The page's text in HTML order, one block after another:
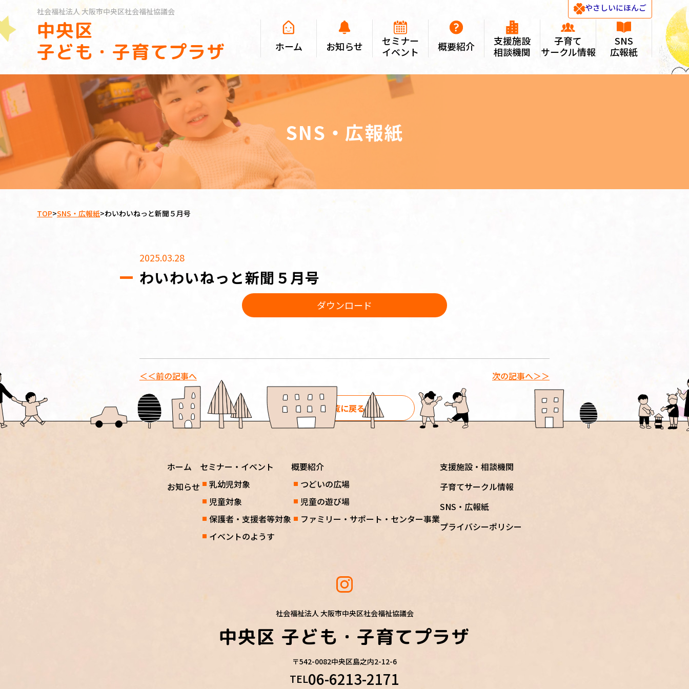
社会福祉法人大阪市中央区社会福祉協議会
中央区
子ども・子育てプラザ
やさしいにほんご
ホーム お知らせ
セミナー
イベント
概要紹介
支援施設
相談機関
子育て
サークル情報
SNS
広報紙
SNS・広報紙
TOP>SNS・広報紙>わいわいねっと新聞５月号
2025.03.28
わいわいねっと新聞５月号
ダウンロード
＜＜前の記事へ
一覧に戻る
次の記事へ＞＞
ホーム
お知らせ
セミナー・イベント
乳幼児対象
児童対象
保護者・支援者等対象
イベントのようす
概要紹介
つどいの広場
児童の遊び場
ファミリー・サポート・センター事業
支援施設・相談機関
子育てサークル情報
SNS・広報紙
プライバシーポリシー
社会福祉法人 大阪市中央区社会福祉協議会
中央区 子ども・子育てプラザ
〒542-0082中央区島之内2-12-6
TEL06-6213-2171